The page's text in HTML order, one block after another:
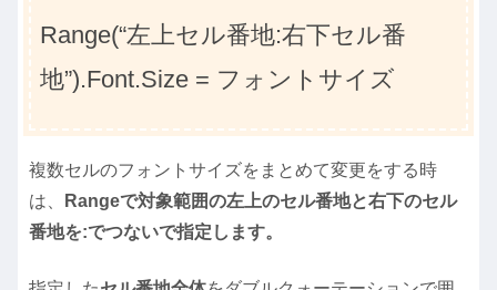
Range(“左上セル番地:右下セル番
地”).Font.Size = フォントサイズ
複数セルのフォントサイズをまとめて変更をする時
は、
Rangeで対象範囲の左上のセル番地と右下のセル
番地を:でつないで指定します。